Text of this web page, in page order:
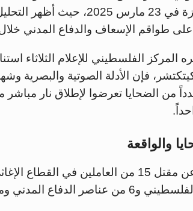
جنوب قطاع غزة في 23 مارس
الفلسطيني للإعلام الثلاثاء
فإن الأدلة الصوتية والبصرية
من الضحايا تعرضوا لإطلاق نار
والواقعة
في القطاع الإغاثي
وموظف في وكالة تابعة للأمم المتحدة.